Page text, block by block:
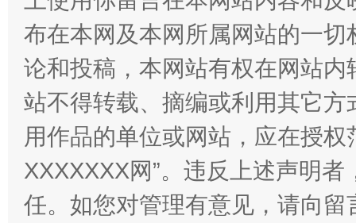
站台名比不上好声名
布在本网及本网所属网站的一
论和投稿，本网站有权在网站
站不得转载、摘编或利用其它
用作品的单位或网站，应在授
XXXXXXX网”。违反上述声明
任。如您对管理有意见，请向